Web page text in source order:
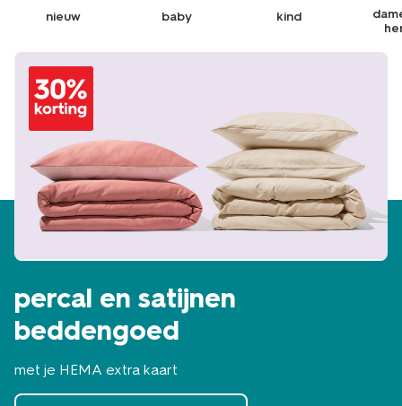
nieuw baby kind
percal en satijnen
beddengoed
met je HEMA extra kaart